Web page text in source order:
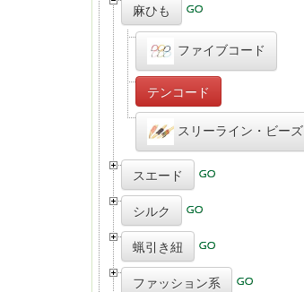
麻ひも
ファイブコード
テンコード
スリーライン・ビーズ
スエード
シルク
蝋引き紐
ファッション系